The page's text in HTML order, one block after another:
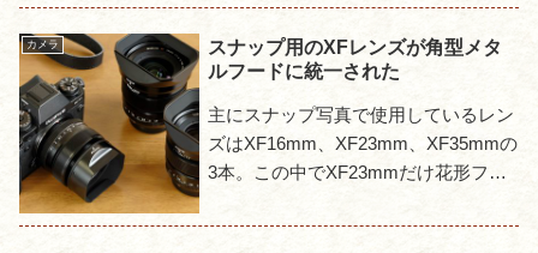
影中のストレスが増えてくる。そのた
め16/1.4と35...
カメラ
スナップ用のXFレンズが角型メタ
ルフードに統一された
主にスナップ写真で使用しているレン
ズはXF16mm、XF23mm、XF35mmの
3本。この中でXF23mmだけ花形フー
XF23mm用にも角型フードLH-XF23が